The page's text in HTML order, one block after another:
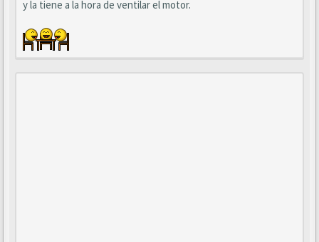
y la tiene a la hora de ventilar el motor.